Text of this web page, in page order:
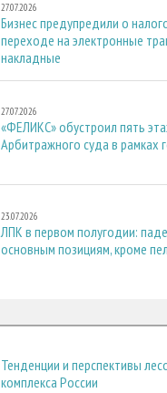
27.07.2026
Бизнес предупредили о
переходе на электронные
накладные
27.07.2026
«ФЕЛИКС» обустроил пять
Арбитражного суда в рамках
23.07.2026
ЛПК в первом полугодии:
основным позициям, кроме
Тенденции и перспективы
комплекса России